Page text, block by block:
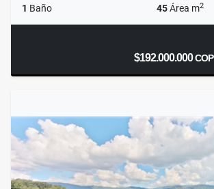
1 Baño 45Área m2
$192.000.000COP